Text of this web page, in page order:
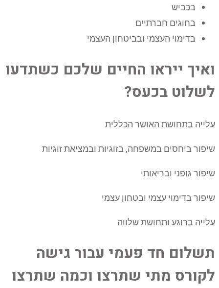
בכביש
בחוגים חברתיים
בדימוי העצמי ובביטחון העצמי
ואיך ייראו החיים שלכם כשתדעו
לשלוט בכעס?
עלייה בתחושת האושר הכללית
שיפור ביחסים במשפחה, בזוגיות ובמציאת זוגיות
שיפור גופני ובריאותי
שיפור בדימוי עצמי ובטחון עצמי
עלייה ברוגע ותחושת שלווה
תשלום חד פעמי עבור גישה
לקורס מתי שתרצו וכמה שתרצו